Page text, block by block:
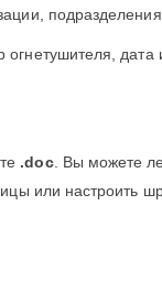
дата
.doc. Вы можете
или настроить